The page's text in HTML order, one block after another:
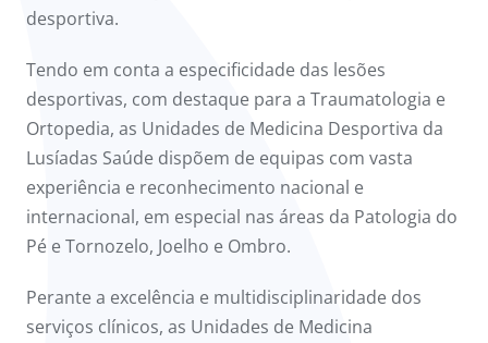
a nós
desportiva.
Tendo em conta a especificidade das lesões
desportivas, com destaque para a Traumatologia e
Ortopedia, as Unidades de Medicina Desportiva da
Lusíadas Saúde dispõem de equipas com vasta
experiência e reconhecimento nacional e
internacional, em especial nas áreas da Patologia do
Pé e Tornozelo, Joelho e Ombro.
Perante a excelência e multidisciplinaridade dos
serviços clínicos, as Unidades de Medicina